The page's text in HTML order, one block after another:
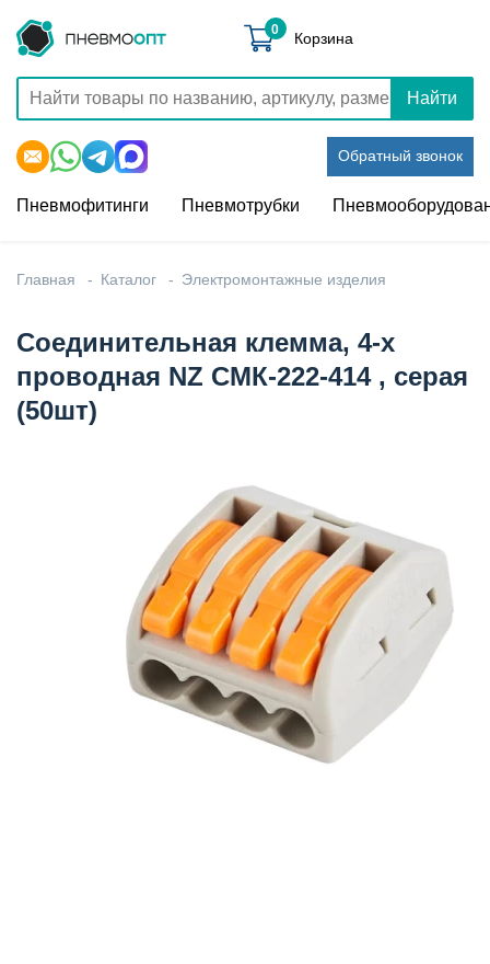
Найти
Обратный звонок
0 Корзина
Пневмофитинги Пневмотрубки
Главная Каталог Электромонтажные изделия
Соединительная клемма, 4-х
проводная NZ СМК-222-414 , серая
(50шт)